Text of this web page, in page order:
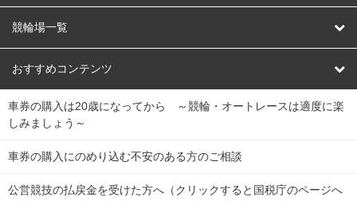
オートレース
競輪くじ
Dokanto!
チャリロトプラザ
レース予想
レース結果
キャリーオーバー一覧
競輪場一覧
北日本 函館競輪場
関
東
弥彦競輪場 前橋競輪場 取手競輪場 宇都宮競輪場
関
おすすめコンテンツ
競輪選手情報
Perfecta Navi
netkeirin
車券の購入は20歳になってから ～競輪・オートレースは適度に楽
しみましょう～
車券の購入にのめり込む不安のある方のご相談
公営競技の払戻金を受けた方へ（クリックすると国税庁のページへ